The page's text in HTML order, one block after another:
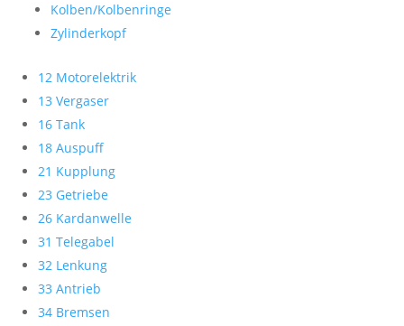
Kolben/Kolbenringe
Zylinderkopf
12 Motorelektrik
13 Vergaser
16 Tank
18 Auspuff
21 Kupplung
23 Getriebe
26 Kardanwelle
31 Telegabel
32 Lenkung
33 Antrieb
34 Bremsen